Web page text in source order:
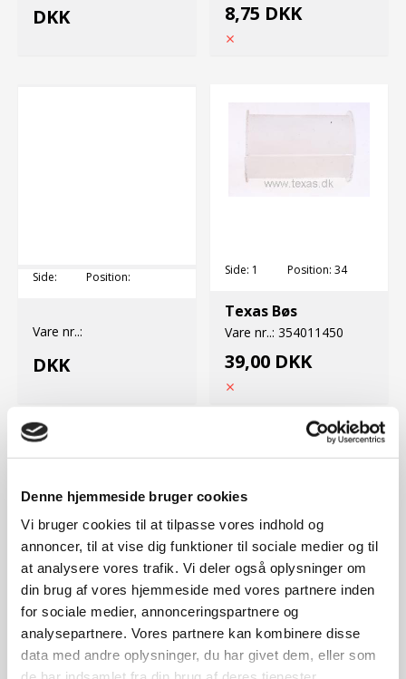
Denne hjemmeside bruger cookies
Vi bruger cookies til at tilpasse vores indhold og
annoncer, til at vise dig funktioner til sociale medier og til
at analysere vores trafik. Vi deler også oplysninger om
din brug af vores hjemmeside med vores partnere inden
for sociale medier, annonceringspartnere og
analysepartnere. Vores partnere kan kombinere disse
data med andre oplysninger, du har givet dem, eller som
DKK 8,75 DKK
Side: Position:
Vare nr..:
DKK
Side: 1 Position: 34
Texas Bøs
Vare nr..: 354011450
39,00 DKK
Side: Position:
Side:1 Position:
Texas Vinkelgear